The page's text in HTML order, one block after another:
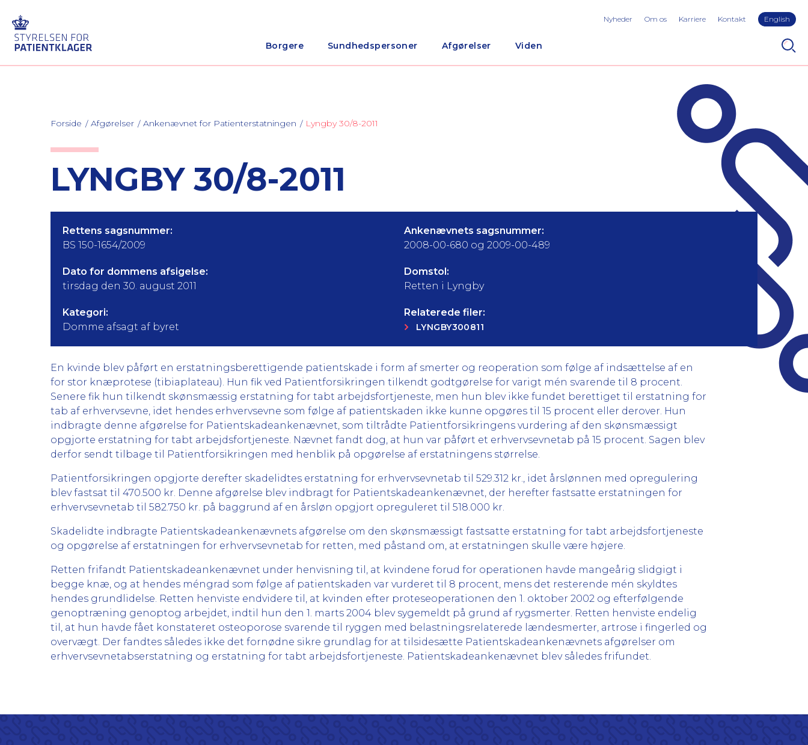
Borgere Sundhedspersoner Afgørelser Viden
Nyheder Om os Karriere Kontakt English
Forside Afgørelser Ankenævnet for Patienterstatningen Lyngby 30/8-2011
LYNGBY 30/8-2011
Rettens sagsnummer:
BS 150-1654/2009
Ankenævnets sagsnummer:
2008-00-680 og 2009-00-489
Dato for dommens afsigelse:
tirsdag den 30. august 2011
Domstol:
Retten i Lyngby
Kategori:
Domme afsagt af byret
Relaterede filer:
LYNGBY300811
En kvinde blev påført en erstatningsberettigende patientskade i form af smerter og reoperation som følge af indsættelse af en
for stor knæprotese (tibiaplateau). Hun fik ved Patientforsikringen tilkendt godtgørelse for varigt mén svarende til 8 procent.
Senere fik hun tilkendt skønsmæssig erstatning for tabt arbejdsfortjeneste, men hun blev ikke fundet berettiget til erstatning for
tab af erhvervsevne, idet hendes erhvervsevne som følge af patientskaden ikke kunne opgøres til 15 procent eller derover. Hun
indbragte denne afgørelse for Patientskadeankenævnet, som tiltrådte Patientforsikringens vurdering af den skønsmæssigt
opgjorte erstatning for tabt arbejdsfortjeneste. Nævnet fandt dog, at hun var påført et erhvervsevnetab på 15 procent. Sagen blev
derfor sendt tilbage til Patientforsikringen med henblik på opgørelse af erstatningens størrelse.
Patientforsikringen opgjorte derefter skadelidtes erstatning for erhvervsevnetab til 529.312 kr., idet årslønnen med opregulering
blev fastsat til 470.500 kr. Denne afgørelse blev indbragt for Patientskadeankenævnet, der herefter fastsatte erstatningen for
erhvervsevnetab til 582.750 kr. på baggrund af en årsløn opgjort opreguleret til 518.000 kr.
Skadelidte indbragte Patientskadeankenævnets afgørelse om den skønsmæssigt fastsatte erstatning for tabt arbejdsfortjeneste
og opgørelse af erstatningen for erhvervsevnetab for retten, med påstand om, at erstatningen skulle være højere.
Retten frifandt Patientskadeankenævnet under henvisning til, at kvindene forud for operationen havde mangeårig slidgigt i
begge knæ, og at hendes méngrad som følge af patientskaden var vurderet til 8 procent, mens det resterende mén skyldtes
hendes grundlidelse. Retten henviste endvidere til, at kvinden efter proteseoperationen den 1. oktober 2002 og efterfølgende
genoptræning genoptog arbejdet, indtil hun den 1. marts 2004 blev sygemeldt på grund af rygsmerter. Retten henviste endelig
til, at hun havde fået konstateret osteoporose svarende til ryggen med belastningsrelaterede lændesmerter, artrose i fingerled og
overvægt. Der fandtes således ikke det fornødne sikre grundlag for at tilsidesætte Patientskadeankenævnets afgørelser om
erhvervsevnetabserstatning og erstatning for tabt arbejdsfortjeneste. Patientskadeankenævnet blev således frifundet.